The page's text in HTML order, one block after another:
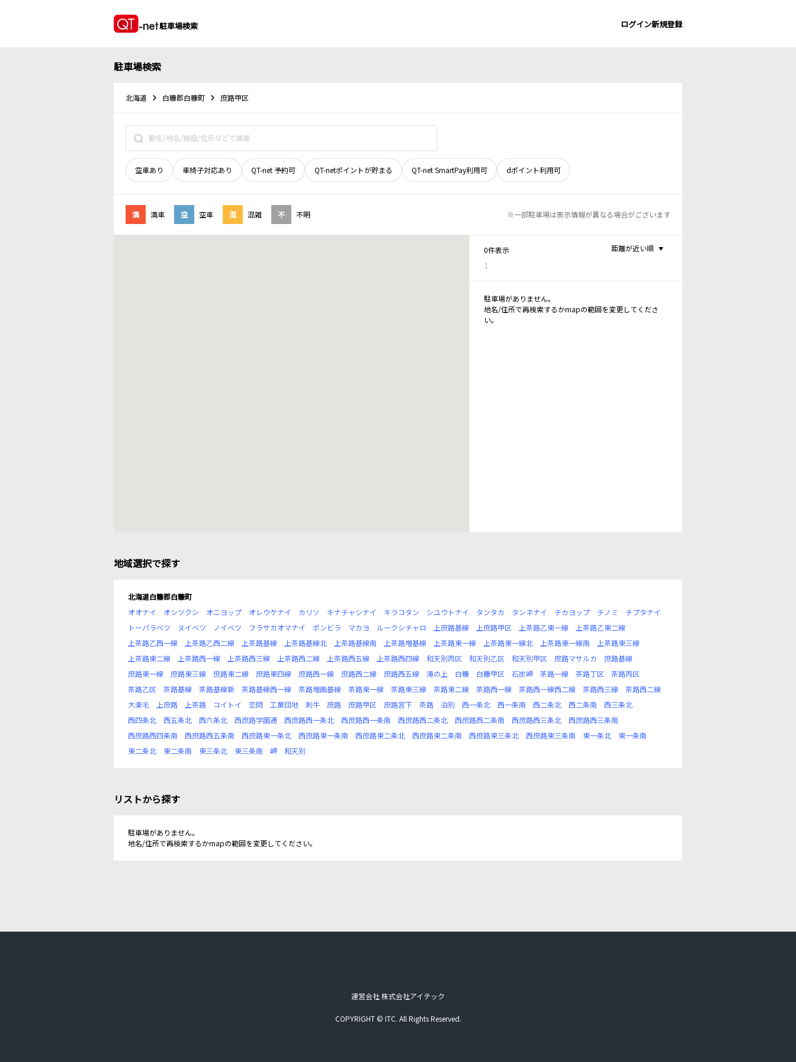
駐車場検索 ログイン新規登録
駐車場検索
北海道 白糠郡白糠町 庶路甲区
空車あり 車椅子対応あり QT-net 予約可 QT-netポイントが貯まる QT-net SmartPay利用可 dポイント利用可
満 満車 空 空車 混 混雑 不 不明 ※一部駐車場は表示情報が異なる場合がございます
0件表示
1
距離が近い順
駐車場がありません。
地名/住所で再検索するかmapの範囲を変更してくださ
い。
地域選択で探す
北海道白糠郡白糠町
オオナイ
オシツクシ オニヨップ オレウケナイ カリソ キナチャシナイ キラコタン シユウトナイ タンタカ タンネナイ チカヨップ チノミ
チプタナイ
トーパラベツ
ヌイベツ ノイベツ フラサカオマナイ ポンビラ マカヨ ルークシチャロ 上庶路基線 上庶路甲区 上茶路乙東一線
上茶路乙東二線
上茶路乙西一線
上茶路乙西二線 上茶路基線 上茶路基線北 上茶路基線南 上茶路増基線 上茶路東一線 上茶路東一線北 上茶路東一線南
上茶路東三線
上茶路東二線
上茶路西一線 上茶路西三線 上茶路西二線 上茶路西五線 上茶路西四線 和天別丙区 和天別乙区 和天別甲区 庶路マサルカ
庶路基線
庶路東一線
庶路東三線 庶路東二線 庶路東四線 庶路西一線 庶路西二線 庶路西五線 滝の上 白糠 白糠甲区 石炭岬 茶路一線 茶路丁区
茶路丙区
茶路乙区
茶路基線 茶路基線新 茶路基線西一線 茶路増画基線 茶路東一線 茶路東三線 茶路東二線 茶路西一線 茶路西一線西二線 茶路西三線
茶路西二線
大楽毛
上庶路 上茶路 コイトイ 恋問 工業団地 刺牛 庶路 庶路甲区 庶路宮下 茶路 泊別 西一条北 西一条南 西二条北 西二条南
西三条北
西四条北
西五条北 西六条北 西庶路学園通 西庶路西一条北 西庶路西一条南 西庶路西二条北 西庶路西二条南 西庶路西三条北
西庶路西三条南
西庶路西四条南
西庶路西五条南 西庶路東一条北 西庶路東一条南 西庶路東二条北 西庶路東二条南 西庶路東三条北 西庶路東三条南 東一条北
東一条南
東二条北
東二条南 東三条北 東三条南 岬 和天別
リストから探す
駐車場がありません。
地名/住所で再検索するかmapの範囲を変更してください。
運営会社 株式会社アイテック
COPYRIGHT © ITC. All Rights Reserved.